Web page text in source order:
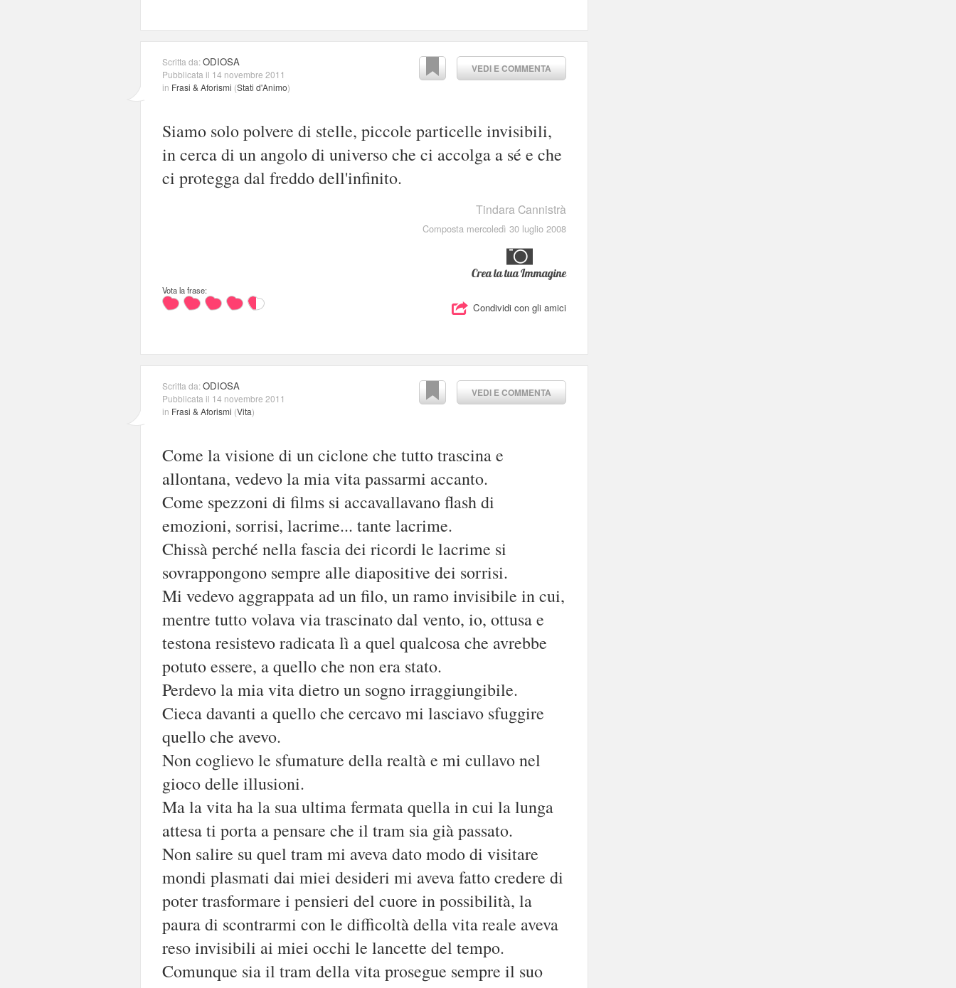
VEDI E COMMENTA
Scritta da:ODIOSA
Pubblicata il 14 novembre 2011
in Frasi & Aforismi (Stati d'Animo)
Siamo solo polvere di stelle, piccole particelle invisibili,
in cerca di un angolo di universo che ci accolga a sé e che
ci protegga dal freddo dell'infinito.
Tindara Cannistrà
Composta mercoledì 30 luglio 2008
Crea la tua Immagine
Vota la frase:
Condividi con gli amici
VEDI E COMMENTA
Scritta da:ODIOSA
Pubblicata il 14 novembre 2011
in Frasi & Aforismi (Vita)
Come la visione di un ciclone che tutto trascina e
allontana, vedevo la mia vita passarmi accanto.
Come spezzoni di films si accavallavano flash di
emozioni, sorrisi, lacrime... tante lacrime.
Chissà perché nella fascia dei ricordi le lacrime si
sovrappongono sempre alle diapositive dei sorrisi.
Mi vedevo aggrappata ad un filo, un ramo invisibile in cui,
mentre tutto volava via trascinato dal vento, io, ottusa e
testona resistevo radicata lì a quel qualcosa che avrebbe
potuto essere, a quello che non era stato.
Perdevo la mia vita dietro un sogno irraggiungibile.
Cieca davanti a quello che cercavo mi lasciavo sfuggire
quello che avevo.
Non coglievo le sfumature della realtà e mi cullavo nel
gioco delle illusioni.
Ma la vita ha la sua ultima fermata quella in cui la lunga
attesa ti porta a pensare che il tram sia già passato.
Non salire su quel tram mi aveva dato modo di visitare
mondi plasmati dai miei desideri mi aveva fatto credere di
poter trasformare i pensieri del cuore in possibilità, la
paura di scontrarmi con le difficoltà della vita reale aveva
reso invisibili ai miei occhi le lancette del tempo.
Comunque sia il tram della vita prosegue sempre il suo